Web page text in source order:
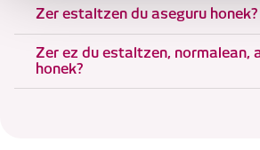
Zer estaltzen du aseguru honek?
Zer ez du estaltzen, normalean,
honek?